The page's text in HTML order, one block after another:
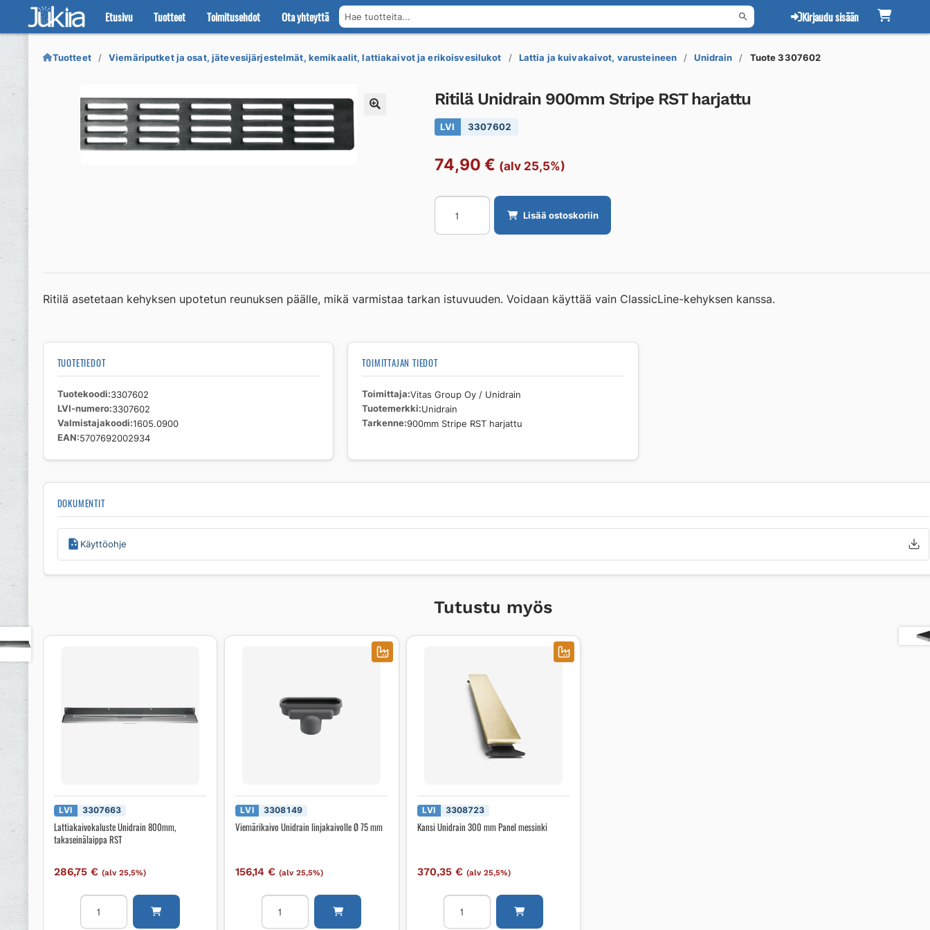
Etusivu Tuotteet Toimitusehdot Ota yhteyttä Hae tuotteita... Kirjaudu sisään
Siirry
navigointiin
Siirry
sisältöön
Tuotteet Viemäriputket ja osat, jätevesijärjestelmät, kemikaalit, lattiakaivot ja erikoisvesilukot Lattia ja kuivakaivot, varusteineen Unidrain Tuote 3307602
Ritilä Unidrain 900mm Stripe RST harjattu
LVI 3307602
74,90 € (alv 25,5%)
Ritilä
Unidrain
900mm
RST
määrä
Lisää ostoskoriin
Ritilä asetetaan kehyksen upotetun reunuksen päälle, mikä varmistaa tarkan istuvuuden. Voidaan käyttää vain ClassicLine-kehyksen kanssa.
TUOTETIEDOT
Tuotekoodi 3307602
LVI-numero 3307602
Valmistajakoodi 1605.0900
EAN 5707692002934
TOIMITTAJAN TIEDOT
Toimittaja Vitas Group Oy / Unidrain
Tuotemerkki Unidrain
Tarkenne 900mm Stripe RST harjattu
DOKUMENTIT
Käyttöohje
Tutustu myös
LVI 3307663
Lattiakaivokaluste Unidrain 800mm,
takaseinälaippa RST
286,75€ (alv 25,5%)
Lattiakaivokaluste
Unidrain
LVI 3308149
Viemärikaivo Unidrain linjakaivolle Ø 75 mm
156,14€ (alv 25,5%)
Viemärikaivo
Unidrain
LVI 3308723
Kansi Unidrain 300 mm Panel messinki
370,35 € (alv 25,5%)
Kansi
Unidrain